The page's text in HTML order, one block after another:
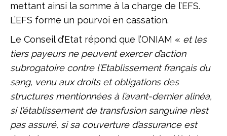
mettant ainsi la somme à la charge de l’EFS.
L’EFS forme un pourvoi en cassation.
Le Conseil d’Etat répond que l’ONIAM « et les
tiers payeurs ne peuvent exercer d’action
subrogatoire contre l’Etablissement français du
sang, venu aux droits et obligations des
structures mentionnées à l’avant-dernier alinéa,
si l’établissement de transfusion sanguine n’est
pas assuré, si sa couverture d’assurance est